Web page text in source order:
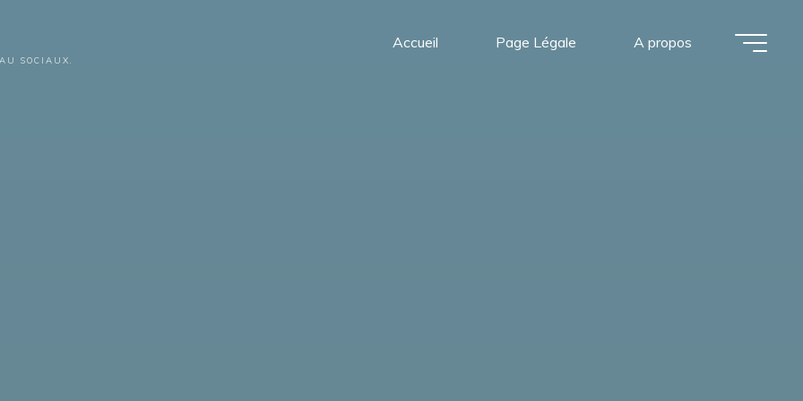
SOCIAUX.
Accueil Page Légale A propos